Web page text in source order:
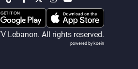
Lebanon. All rights reserved.
powered by koein